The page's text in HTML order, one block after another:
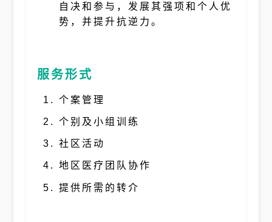
自决和参与，发展其强项和个人优
势，并提升抗逆力。
服务形式
个案管理
个别及小组训练
社区活动
地区医疗团队协作
提供所需的转介